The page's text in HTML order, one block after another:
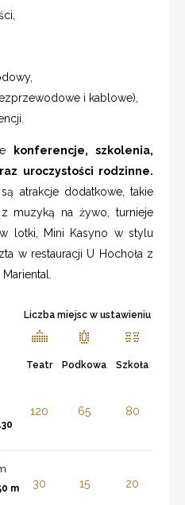
i kablowe),
konferencje, szkolenia,
uroczystości rodzinne.
atrakcje dodatkowe, takie
muzyką na żywo, turnieje
lotki, Mini Kasyno w stylu
w restauracji U Hochoła z
Liczba miejsc w ustawieniu
Teatr Podkowa Szkoła
120 65 80
m 30 15 20